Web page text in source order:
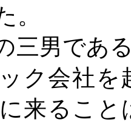
。
三男であ
ク会社
来ること